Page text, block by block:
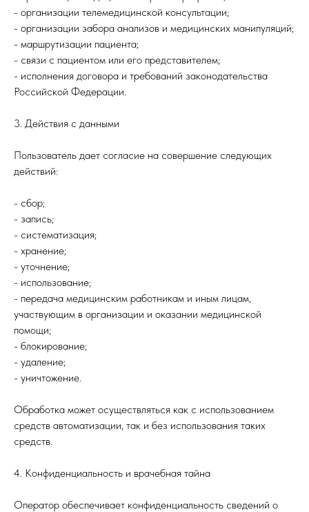
- организации телемедицинской консультации;
- организации забора анализов и медицинских манипуляций;
- маршрутизации пациента;
- связи с пациентом или его представителем;
- исполнения договора и требований законодательства
Российской Федерации.
3. Действия с данными
Пользователь дает согласие на совершение следующих
действий:
- сбор;
- запись;
- систематизация;
- хранение;
- уточнение;
- использование;
- передача медицинским работникам и иным лицам,
участвующим в организации и оказании медицинской
помощи;
- блокирование;
- удаление;
- уничтожение.
Обработка может осуществляться как с использованием
средств автоматизации, так и без использования таких
средств.
4. Конфиденциальность и врачебная тайна
Оператор обеспечивает конфиденциальность сведений о